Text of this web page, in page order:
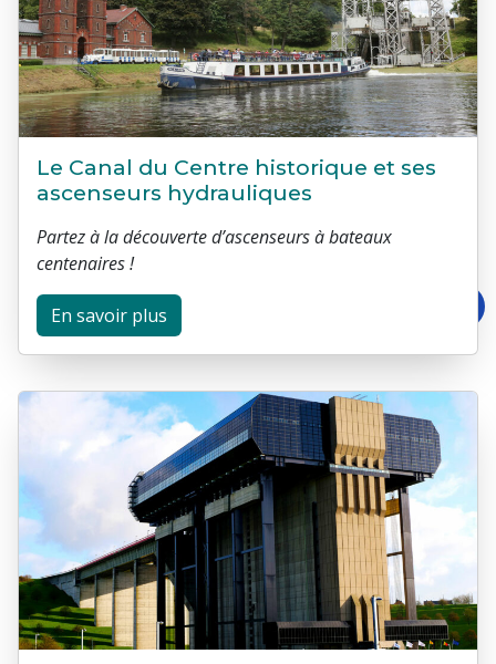
Le Canal du Centre historique et ses
ascenseurs hydrauliques
Partez à la découverte d’ascenseurs à bateaux
centenaires !
En savoir plus